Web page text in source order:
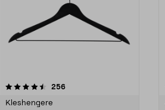
256anmeldelser
Kleshengere
4.5av 5 stjerner